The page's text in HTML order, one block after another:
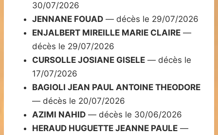
30/07/2026
JENNANE FOUAD — décès le 29/07/2026
ENJALBERT MIREILLE MARIE CLAIRE —
décès le 29/07/2026
CURSOLLE JOSIANE GISELE — décès le
17/07/2026
BAGIOLI JEAN PAUL ANTOINE THEODORE
— décès le 20/07/2026
AZIMI NAHID — décès le 30/06/2026
HERAUD HUGUETTE JEANNE PAULE —